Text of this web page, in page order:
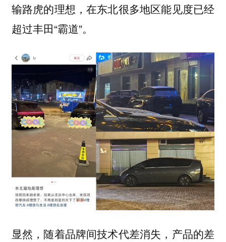
输路虎的理想，在东北很多地区能见度已经
超过丰田“霸道”。
显然，随着品牌间技术代差消失，产品的差